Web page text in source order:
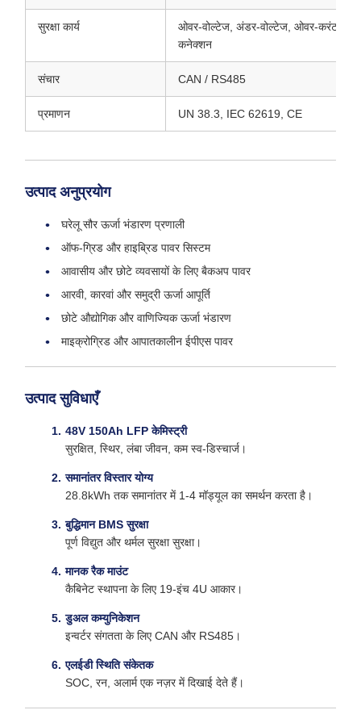
सुरक्षा कार्य
ओवर-वोल्टेज, अंडर-वोल्टेज, ओवर-करंट, ओवर-
कनेक्शन
संचार CAN / RS485
प्रमाणन UN 38.3, IEC 62619, CE
उत्पाद अनुप्रयोग
घरेलू सौर ऊर्जा भंडारण प्रणाली
ऑफ-ग्रिड और हाइब्रिड पावर सिस्टम
आवासीय और छोटे व्यवसायों के लिए बैकअप पावर
आरवी, कारवां और समुद्री ऊर्जा आपूर्ति
छोटे औद्योगिक और वाणिज्यिक ऊर्जा भंडारण
माइक्रोग्रिड और आपातकालीन ईपीएस पावर
उत्पाद सुविधाएँ
48V 150Ah LFP केमिस्ट्री
सुरक्षित, स्थिर, लंबा जीवन, कम स्व-डिस्चार्ज।
समानांतर विस्तार योग्य
28.8kWh तक समानांतर में 1-4 मॉड्यूल का समर्थन करता है।
बुद्धिमान BMS सुरक्षा
पूर्ण विद्युत और थर्मल सुरक्षा सुरक्षा।
मानक रैक माउंट
कैबिनेट स्थापना के लिए 19-इंच 4U आकार।
डुअल कम्युनिकेशन
इन्वर्टर संगतता के लिए CAN और RS485।
एलईडी स्थिति संकेतक
SOC, रन, अलार्म एक नज़र में दिखाई देते हैं।